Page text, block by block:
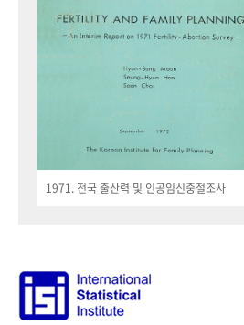
1971. 전국 출산력 및 인공임신중절조사